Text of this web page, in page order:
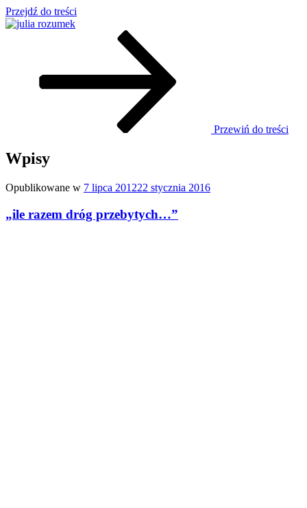
Przejdź do treści
julia rozumek
o życiu i szukaniu w nim szczęścia
Przewiń do treści
Wpisy
Opublikowane w 7 lipca 201222 stycznia 2016
„ile razem dróg przebytych…”